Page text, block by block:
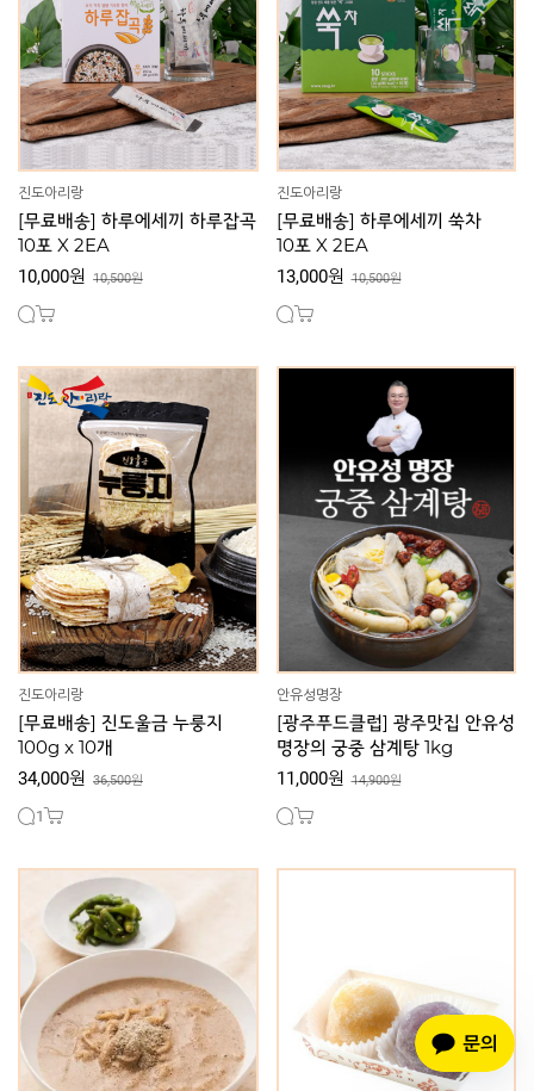
진도아리랑
[무료배송] 하루에세끼 하루잡곡
10포 X 2EA
10,000원 10,500원
진도아리랑
[무료배송] 하루에세끼 쑥차
10포 X 2EA
13,000원 10,500원
진도아리랑
[무료배송] 진도울금 누룽지
100g x 10개
34,000원 36,500원
1
안유성명장
[광주푸드클럽] 광주맛집 안유성
명장의 궁중 삼계탕 1kg
11,000원 14,900원